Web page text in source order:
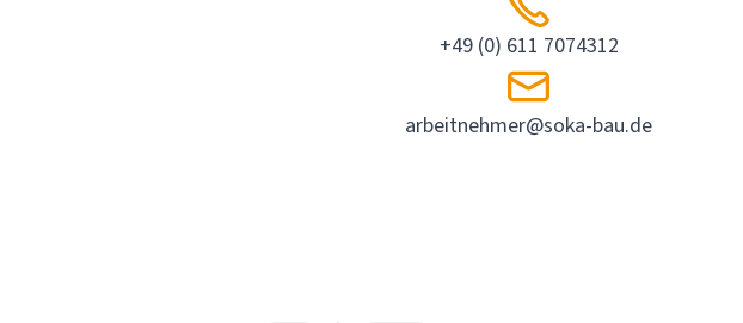
+49 (0) 611 7074312
arbeitnehmer@soka-bau.de